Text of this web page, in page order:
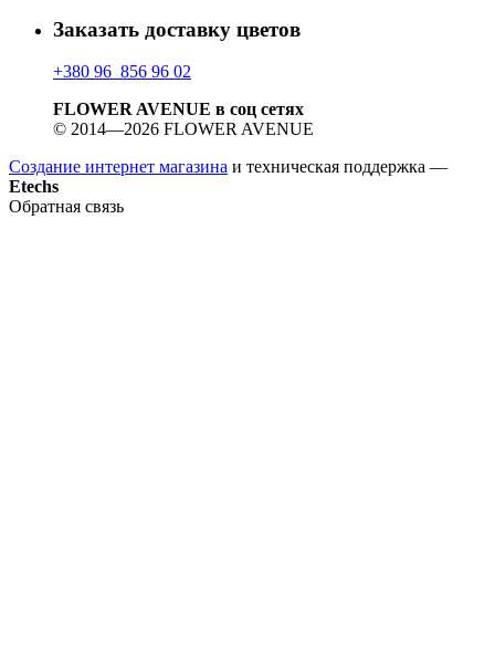
Заказать доставку цветов
+380 96 856 96 02
FLOWER AVENUE в соц сетях
© 2014—2026 FLOWER AVENUE
Создание интернет магазина и техническая поддержка —
Etechs
Обратная связь